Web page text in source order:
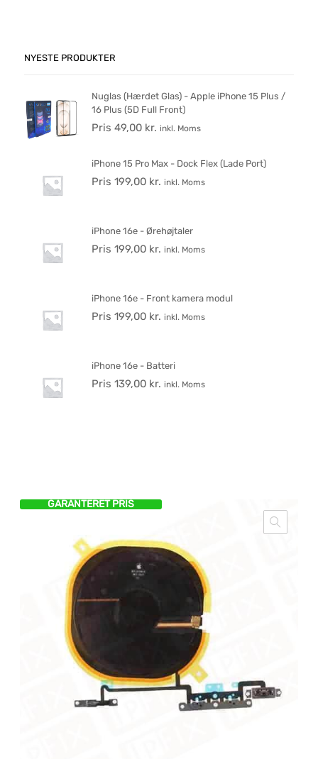
GARANTERET PRIS
NYESTE PRODUKTER
Nuglas (Hærdet Glas) - Apple iPhone 15 Plus /
16 Plus (5D Full Front)
Pris 49,00 kr. inkl. Moms
iPhone 15 Pro Max - Dock Flex (Lade Port)
Pris 199,00 kr. inkl. Moms
iPhone 16e - Ørehøjtaler
Pris 199,00 kr. inkl. Moms
iPhone 16e - Front kamera modul
Pris 199,00 kr. inkl. Moms
iPhone 16e - Batteri
Pris 139,00 kr. inkl. Moms